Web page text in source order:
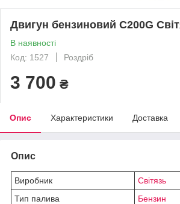
Двигун бензиновий С200G
В наявності
Код: 1527
Роздріб
3 700 ₴
Опис Характеристики Доставка
Опис
Виробник
Світязь
Тип палива
Бензин